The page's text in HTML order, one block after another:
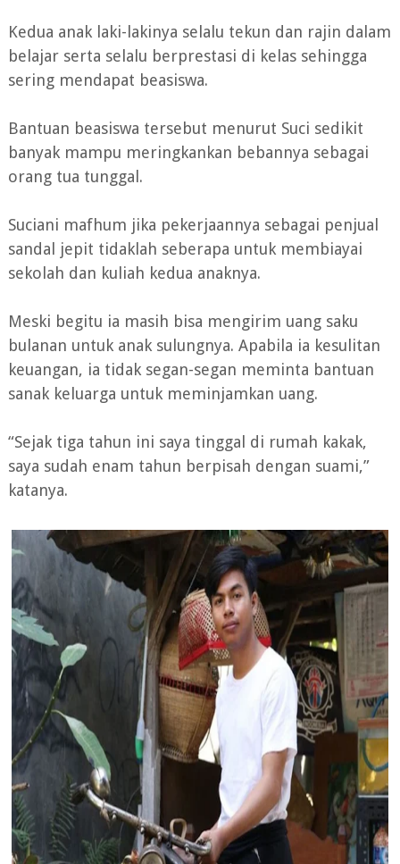
Kedua anak laki-lakinya selalu tekun dan rajin dalam
belajar serta selalu berprestasi di kelas sehingga
sering mendapat beasiswa.
Bantuan beasiswa tersebut menurut Suci sedikit
banyak mampu meringkankan bebannya sebagai
orang tua tunggal.
Suciani mafhum jika pekerjaannya sebagai penjual
sandal jepit tidaklah seberapa untuk membiayai
sekolah dan kuliah kedua anaknya.
Meski begitu ia masih bisa mengirim uang saku
bulanan untuk anak sulungnya. Apabila ia kesulitan
keuangan, ia tidak segan-segan meminta bantuan
sanak keluarga untuk meminjamkan uang.
“Sejak tiga tahun ini saya tinggal di rumah kakak,
saya sudah enam tahun berpisah dengan suami,”
katanya.